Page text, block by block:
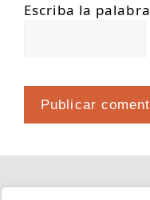
Escriba la palabra